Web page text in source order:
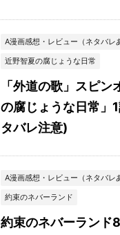
A漫画感想・レビュー（ネタバレ
近野智夏の腐じょうな日常
「外道の歌」スピン
の腐じょうな日常」
タバレ注意)
A漫画感想・レビュー（ネタバレ
約束のネバーランド
約束のネバーランド